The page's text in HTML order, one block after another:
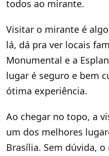
todos ao mirante.
Visitar o mirante é
lá, dá pra ver locais
Monumental e a
lugar é seguro e bem
ótima experiência.
Ao chegar no topo, a
um dos melhores
Brasília. Sem dúvida,